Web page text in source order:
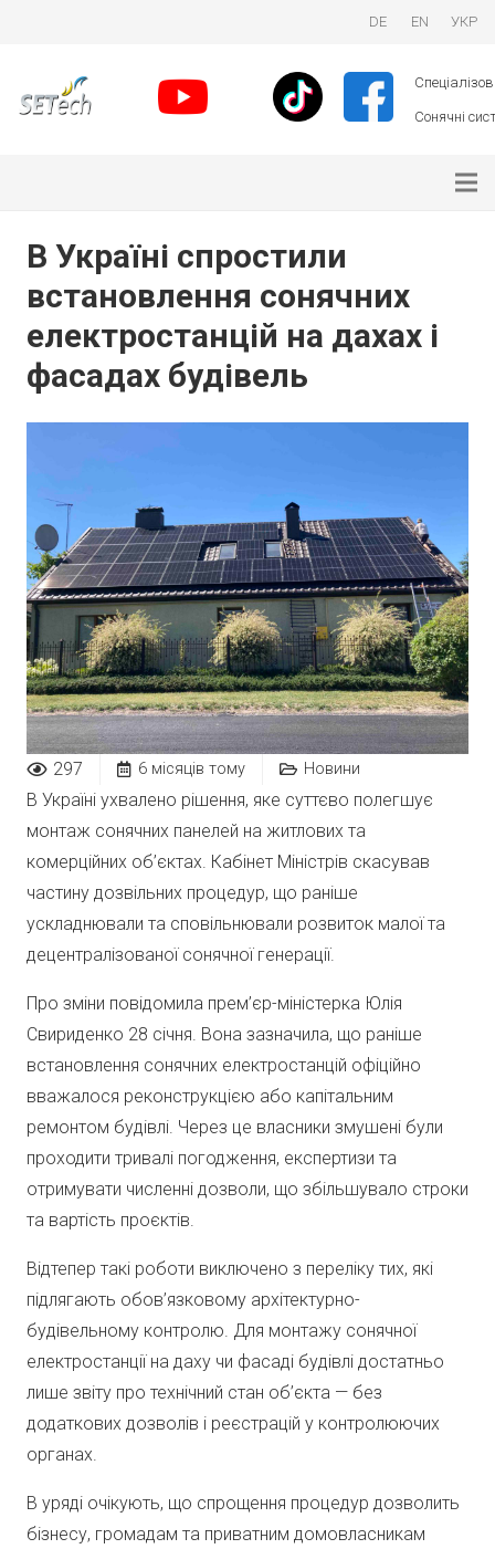
DE EN УКР
Сонячні
В Україні спростили
встановлення сонячних
електростанцій на дахах і
фасадах будівель
297 6 місяців тому Новини
В Україні ухвалено рішення, яке суттєво полегшує
монтаж сонячних панелей на житлових та
комерційних об’єктах. Кабінет Міністрів скасував
частину дозвільних процедур, що раніше
ускладнювали та сповільнювали розвиток малої та
децентралізованої сонячної генерації.
Про зміни повідомила прем’єр-міністерка Юлія
Свириденко 28 січня. Вона зазначила, що раніше
встановлення сонячних електростанцій офіційно
вважалося реконструкцією або капітальним
ремонтом будівлі. Через це власники змушені були
проходити тривалі погодження, експертизи та
отримувати численні дозволи, що збільшувало строки
та вартість проєктів.
Відтепер такі роботи виключено з переліку тих, які
підлягають обов’язковому архітектурно-
будівельному контролю. Для монтажу сонячної
електростанції на даху чи фасаді будівлі достатньо
лише звіту про технічний стан об’єкта — без
додаткових дозволів і реєстрацій у контролюючих
органах.
В уряді очікують, що спрощення процедур дозволить
бізнесу, громадам та приватним домовласникам